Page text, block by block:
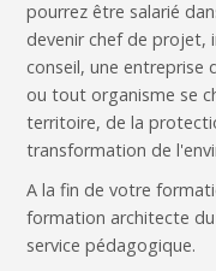
pourrez être salarié
devenir chef de projet,
conseil, une entreprise
ou tout organisme se
territoire, de la
transformation de
A la fin de votre
formation architecte
service pédagogique.